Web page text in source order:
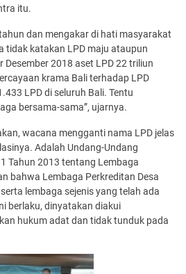
itu.
dan mengakar di hati masyarakat
tidak katakan LPD maju ataupun
2018 aset LPD 22 triliun
krama Bali terhadap LPD
LPD di seluruh Bali. Tentu
bersama-sama”, ujarnya.
wacana mengganti nama LPD jelas
Adalah Undang-Undang
Tahun 2013 tentang Lembaga
bahwa Lembaga Perkreditan Desa
lembaga sejenis yang telah ada
berlaku, dinyatakan diakui
hukum adat dan tidak tunduk pada